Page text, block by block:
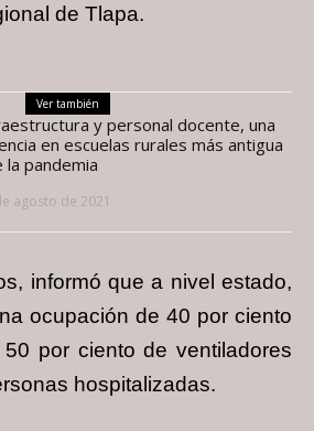
de Tlapa.
Ver también
y personal docente, una
en escuelas rurales más antigua
la pandemia
agosto de 2021
informó que a nivel estado,
ocupación de 40 por ciento
por ciento de ventiladores
hospitalizadas.